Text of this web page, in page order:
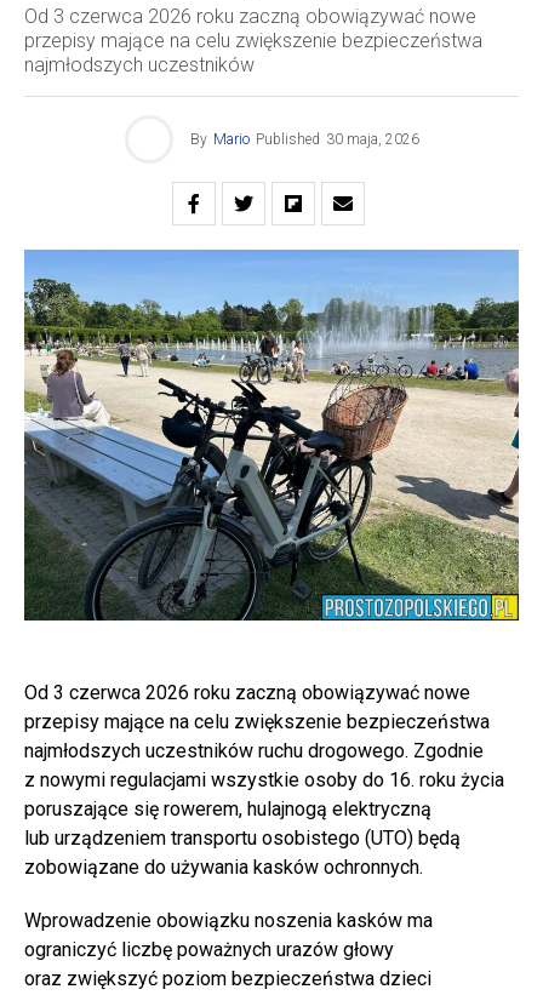
Od 3 czerwca 2026 roku zaczną obowiązywać nowe
przepisy mające na celu zwiększenie bezpieczeństwa
najmłodszych uczestników
By Mario Published 30 maja, 2026
Od 3 czerwca 2026 roku zaczną obowiązywać nowe
przepisy mające na celu zwiększenie bezpieczeństwa
najmłodszych uczestników ruchu drogowego. Zgodnie
z nowymi regulacjami wszystkie osoby do 16. roku życia
poruszające się rowerem, hulajnogą elektryczną
lub urządzeniem transportu osobistego (UTO) będą
zobowiązane do używania kasków ochronnych.
Wprowadzenie obowiązku noszenia kasków ma
ograniczyć liczbę poważnych urazów głowy
oraz zwiększyć poziom bezpieczeństwa dzieci